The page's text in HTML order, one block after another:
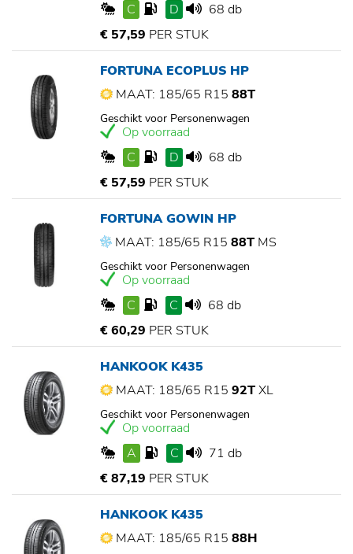
C
D
68 db
€ 57,59 PER STUK
FORTUNA ECOPLUS HP
MAAT: 185/65 R15 88T
Geschikt voor Personenwagen
Op voorraad
C
D
68 db
€ 57,59 PER STUK
FORTUNA GOWIN HP
MAAT: 185/65 R15 88T MS
Geschikt voor Personenwagen
Op voorraad
C
C
68 db
€ 60,29 PER STUK
HANKOOK K435
MAAT: 185/65 R15 92TXL
Geschikt voor Personenwagen
Op voorraad
A
C
71 db
€ 87,19 PER STUK
HANKOOK K435
MAAT: 185/65 R15 88H